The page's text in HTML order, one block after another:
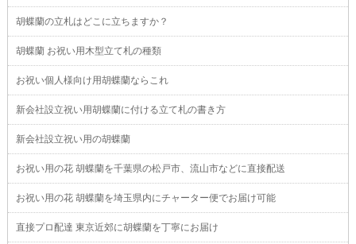
胡蝶蘭の立札はどこに立ちますか？
胡蝶蘭 お祝い用木型立て札の種類
お祝い個人様向け用胡蝶蘭ならこれ
新会社設立祝い用胡蝶蘭に付ける立て札の書き方
新会社設立祝い用の胡蝶蘭
お祝い用の花 胡蝶蘭を千葉県の松戸市、流山市などに直接配送
お祝い用の花 胡蝶蘭を埼玉県内にチャーター便でお届け可能
直接プロ配達 東京近郊に胡蝶蘭を丁寧にお届け